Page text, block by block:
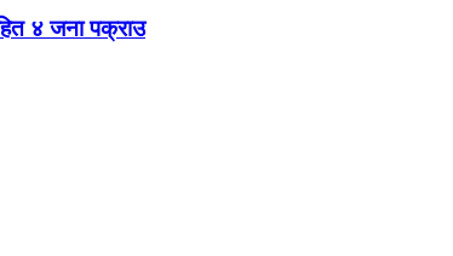
४ जना पक्राउ